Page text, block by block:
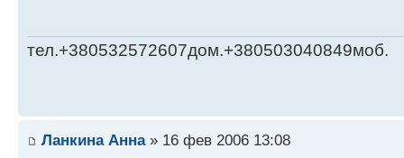
тел.+380532572607дом.+380503040849моб.
Ланкина Анна» 16 фев 2006 13:08